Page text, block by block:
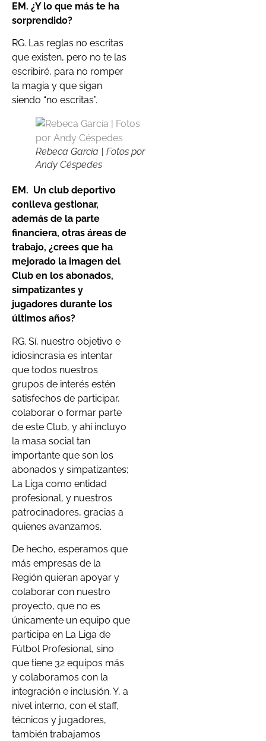
EM. ¿Y lo que más te ha
sorprendido?
RG. Las reglas no escritas
que existen, pero no te las
escribiré, para no romper
la magia y que sigan
siendo “no escritas”.
Rebeca García | Fotos por
Andy Céspedes
EM. Un club deportivo
conlleva gestionar,
además de la parte
financiera, otras áreas de
trabajo, ¿crees que ha
mejorado la imagen del
Club en los abonados,
simpatizantes y
jugadores durante los
últimos años?
RG. Sí, nuestro objetivo e
idiosincrasia es intentar
que todos nuestros
grupos de interés estén
satisfechos de participar,
colaborar o formar parte
de este Club, y ahí incluyo
la masa social tan
importante que son los
abonados y simpatizantes;
La Liga como entidad
profesional, y nuestros
patrocinadores, gracias a
quienes avanzamos.
De hecho, esperamos que
más empresas de la
Región quieran apoyar y
colaborar con nuestro
proyecto, que no es
únicamente un equipo que
participa en La Liga de
Fútbol Profesional, sino
que tiene 32 equipos más
y colaboramos con la
integración e inclusión. Y, a
nivel interno, con el staff,
técnicos y jugadores,
también trabajamos